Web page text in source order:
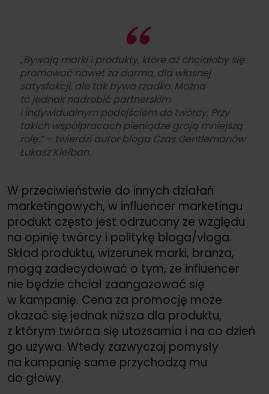
„Bywają marki i produkty, które aż chciałoby się
promować nawet za darmo, dla własnej
satysfakcji, ale tak bywa rzadko. Można
to jednak nadrobić partnerskim
i indywidualnym podejściem do twórcy. Przy
takich współpracach pieniądze grają mniejszą
rolę.” – twierdzi autor bloga Czas Gentlemanów
Łukasz Kielban.
W przeciwieństwie do innych działań
marketingowych, w influencer marketingu
produkt często jest odrzucany ze względu
na opinię twórcy i politykę bloga/vloga.
Skład produktu, wizerunek marki, branża,
mogą zadecydować o tym, że influencer
nie będzie chciał zaangażować się
w kampanię. Cena za promocję może
okazać się jednak niższa dla produktu,
z którym twórca się utożsamia i na co dzień
go używa. Wtedy zazwyczaj pomysły
na kampanię same przychodzą mu
do głowy.